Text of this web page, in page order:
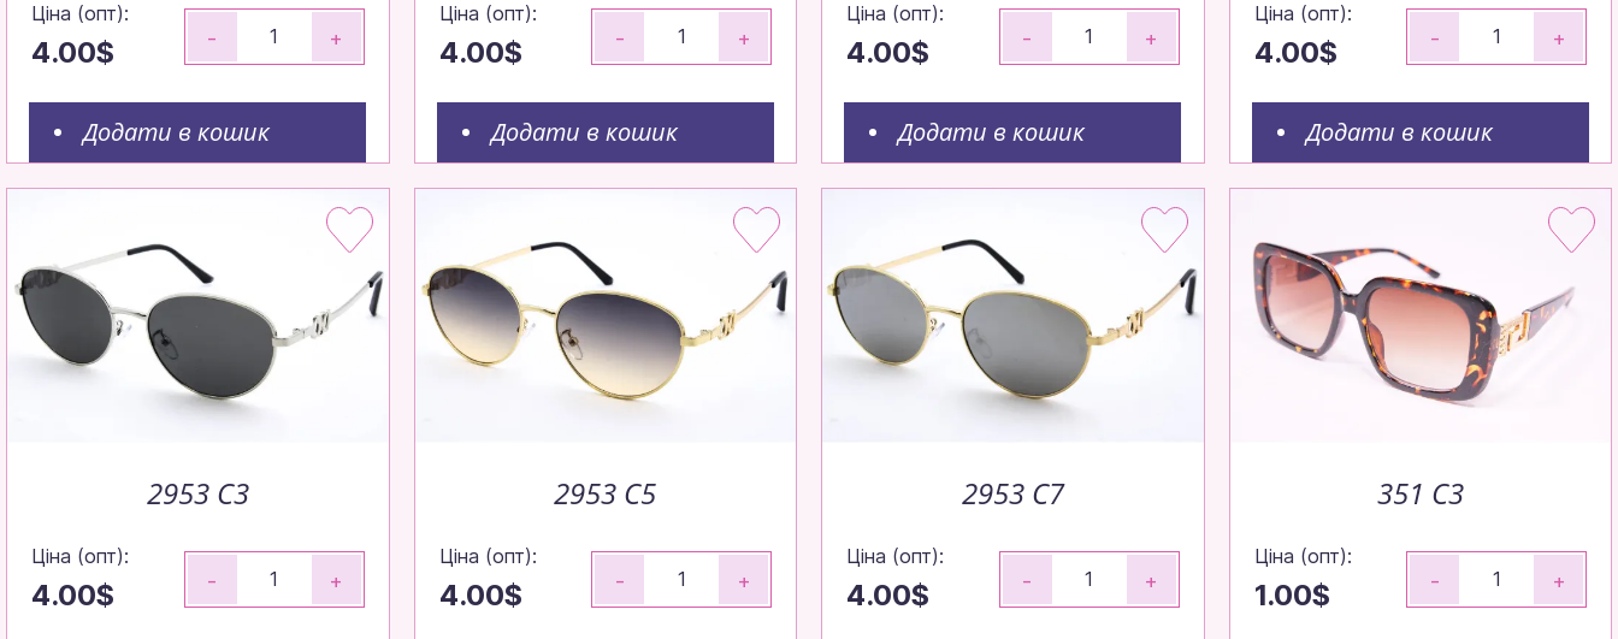
Ціна (опт):
4.00$ - +
Додати в кошик
Ціна (опт):
4.00$ - +
Додати в кошик
Ціна (опт):
4.00$ - +
Додати в кошик
Ціна (опт):
4.00$ - +
Додати в кошик
2953 C3
Ціна (опт):
4.00$ - +
2953 C5
Ціна (опт):
4.00$ - +
2953 C7
Ціна (опт):
4.00$ - +
351 С3
Ціна (опт):
1.00$ - +